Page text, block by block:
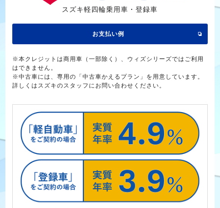
スズキ軽四輪乗用車・登録車
お支払い例
※本クレジットは商用車（一部除く）、ウィズシリーズではご利用
はできません。
※中古車には、専用の「中古車かえるプラン」を用意しています。
詳しくはスズキのスタッフにお問い合わせください。